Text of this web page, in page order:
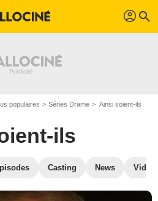
profil search
populaires Séries Drame Ainsi soient-ils
ils
Casting News